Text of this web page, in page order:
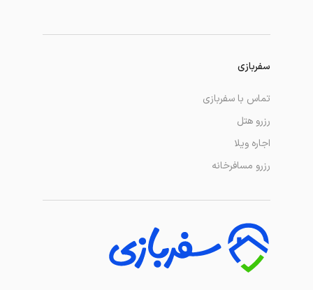
سفربازی
تماس با سفربازی
رزرو هتل
اجاره ویلا
رزرو مسافرخانه